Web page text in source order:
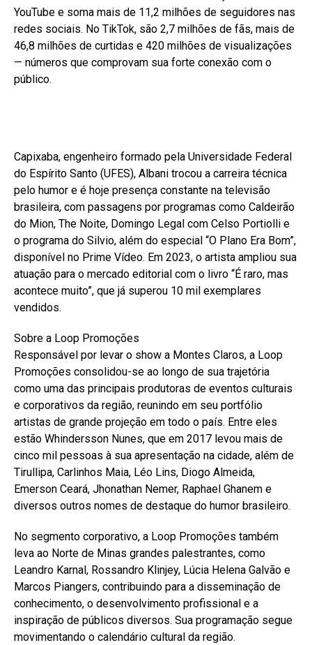
YouTube e soma mais de 11,2 milhões de seguidores nas
redes sociais. No TikTok, são 2,7 milhões de fãs, mais de
46,8 milhões de curtidas e 420 milhões de visualizações
— números que comprovam sua forte conexão com o
público.
Capixaba, engenheiro formado pela Universidade Federal
do Espírito Santo (UFES), Albani trocou a carreira técnica
pelo humor e é hoje presença constante na televisão
brasileira, com passagens por programas como Caldeirão
do Mion, The Noite, Domingo Legal com Celso Portiolli e
o programa do Silvio, além do especial “O Plano Era Bom”,
disponível no Prime Vídeo. Em 2023, o artista ampliou sua
atuação para o mercado editorial com o livro “É raro, mas
acontece muito”, que já superou 10 mil exemplares
vendidos.
Sobre a Loop Promoções
Responsável por levar o show a Montes Claros, a Loop
Promoções consolidou-se ao longo de sua trajetória
como uma das principais produtoras de eventos culturais
e corporativos da região, reunindo em seu portfólio
artistas de grande projeção em todo o país. Entre eles
estão Whindersson Nunes, que em 2017 levou mais de
cinco mil pessoas à sua apresentação na cidade, além de
Tirullipa, Carlinhos Maia, Léo Lins, Diogo Almeida,
Emerson Ceará, Jhonathan Nemer, Raphael Ghanem e
diversos outros nomes de destaque do humor brasileiro.
No segmento corporativo, a Loop Promoções também
leva ao Norte de Minas grandes palestrantes, como
Leandro Karnal, Rossandro Klinjey, Lúcia Helena Galvão e
Marcos Piangers, contribuindo para a disseminação de
conhecimento, o desenvolvimento profissional e a
inspiração de públicos diversos. Sua programação segue
movimentando o calendário cultural da região.